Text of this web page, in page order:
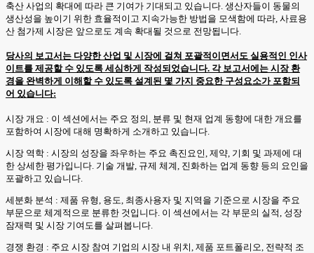
축산 사업의 확대에 따라 큰 기여가 기대되고 있습니다. 생산자들이 동물의
생산성을 높이기 위한 효율적이고 지속가능한 방법을 모색함에 따라, 사료용
산 첨가제 시장은 앞으로도 계속 확대될 것으로 전망됩니다.
당사의 보고서는 다양한 산업 및 시장에 걸쳐 포괄적이면서도 실용적인 인사
이트를 제공할 수 있도록 세심하게 작성되었습니다. 각 보고서에는 시장 환
경을 완벽하게 이해할 수 있도록 설계된 몇 가지 중요한 구성요소가 포함되
어 있습니다:
시장 개요 : 이 섹션에서는 주요 정의, 분류 및 현재 업계 동향에 대한 개요를
포함하여 시장에 대해 명확하게 소개하고 있습니다.
시장 역학 : 시장의 성장을 좌우하는 주요 촉진요인, 제약, 기회 및 과제에 대
한 상세한 평가입니다. 기술 개발, 규제 체계, 진화하는 업계 동향 등의 요인을
포괄하고 있습니다.
세분화 분석 : 제품 유형, 용도, 최종사용자 및 지역을 기준으로 시장을 주요
부문으로 체계적으로 분류한 것입니다. 이 섹션에서는 각 부문의 실적, 성장
잠재력 및 시장 기여도를 살펴봅니다.
경쟁 환경 : 주요 시장 참여 기업의 시장 내 위치, 제품 포트폴리오, 전략적 조